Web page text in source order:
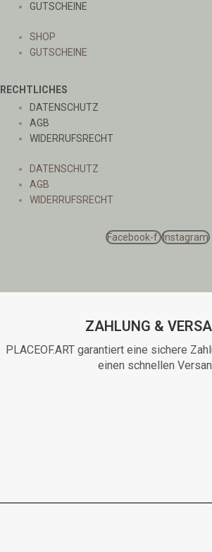
GUTSCHEINE
SHOP
GUTSCHEINE
RECHTLICHES
DATENSCHUTZ
AGB
WIDERRUFSRECHT
DATENSCHUTZ
AGB
WIDERRUFSRECHT
Facebook-f Instagram
ZAHLUNG &
PLACEOF.ART garantiert eine sichere
einen schnellen